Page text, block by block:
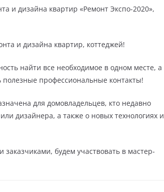
и дизайна квартир «Ремонт Экспо-2020»,
и дизайна квартир, коттеджей!
найти все необходимое в одном месте, а
профессиональные контакты!
для домовладельцев, кто недавно
дизайнера, а также о новых технологиях и
будем участвовать в мастер-